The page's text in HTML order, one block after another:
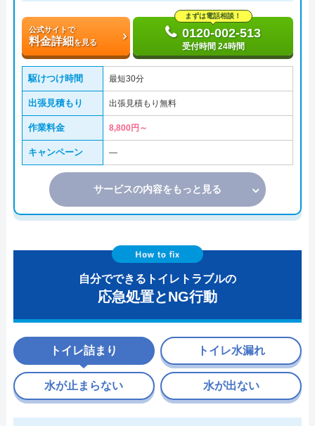
公式サイトで
料金詳細を見る
まずは電話相談！
0120-002-513
受付時間 24時間
駆けつけ時間 最短30分
出張見積もり 出張見積もり無料
作業料金 8,800円～
キャンペーン ―
サービスの内容をもっと見る
自分でできるトイレトラブルの
応急処置とNG行動
トイレ詰まり トイレ水漏れ
水が止まらない 水が出ない